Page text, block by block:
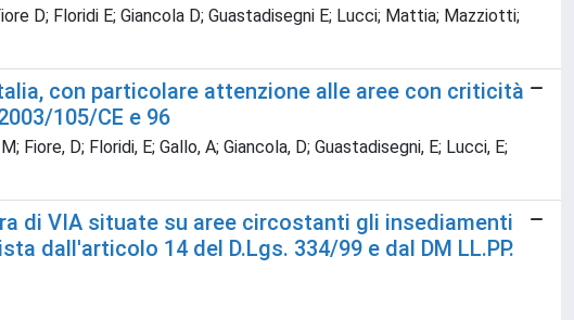
D; Floridi E; Giancola D; Guastadisegni E; Lucci; Mattia; Mazziotti;
con particolare attenzione alle aree con criticità
105/CE e 96
Fiore, D; Floridi, E; Gallo, A; Giancola, D; Guastadisegni, E; Lucci, E;
di VIA situate su aree circostanti gli insediamenti
dall'articolo 14 del D.Lgs. 334/99 e dal DM LL.PP.